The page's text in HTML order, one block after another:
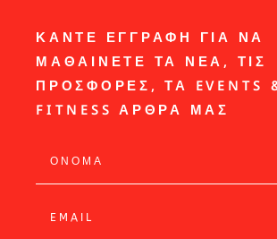
ΚΑΝΤΕ ΕΓΓΡΑΦΗ ΓΙΑ ΝΑ
ΜΑΘΑΙΝΕΤΕ ΤΑ ΝΕΑ, ΤΙΣ
ΠΡΟΣΦΟΡΕΣ, ΤΑ EVENTS
FITNESS ΑΡΘΡΑ ΜΑΣ